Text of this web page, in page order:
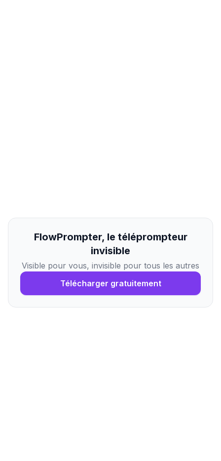
FlowPrompter, le téléprompteur
invisible
Visible pour vous, invisible pour tous les autres
Télécharger gratuitement